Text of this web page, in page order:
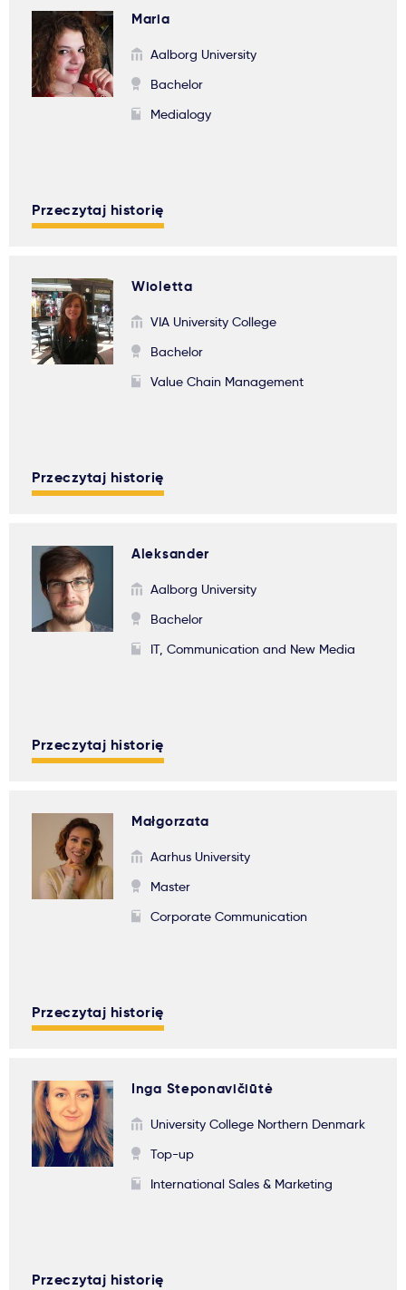
Maria
Aalborg University
Bachelor
Medialogy
Przeczytaj historię
Wioletta
VIA University College
Bachelor
Value Chain Management
Przeczytaj historię
Aleksander
Aalborg University
Bachelor
IT, Communication and New Media
Przeczytaj historię
Małgorzata
Aarhus University
Master
Corporate Communication
Przeczytaj historię
Inga Steponavičiūtė
University College Northern Denmark
Top-up
International Sales & Marketing
Przeczytaj historię